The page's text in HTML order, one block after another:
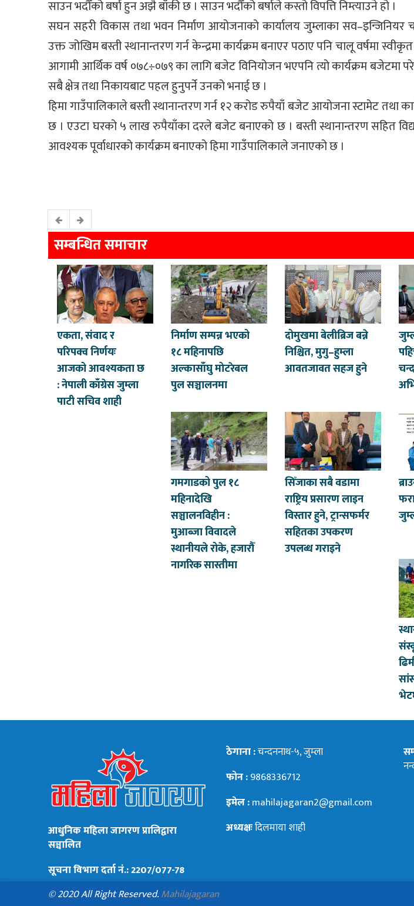
साउन भदौँको बर्षा हुन अझै बाँकी छ । साउन भदौँको बर्षाले कस्तो विपत्ति निम्त्याउने हो ।
सघन सहरी विकास तथा भवन निर्माण आयोजनाको कार्यालय जुम्लाका सव–इन्जिनियर
उक्त जोखिम बस्ती स्थानान्तरण गर्न केन्द्रमा कार्यक्रम बनाएर पठाए पनि चालू वर्षमा
आगामी आर्थिक वर्ष ०७८÷०७९ का लागि बजेट विनियोजन भएपनि त्यो कार्यक्रम बजेटमा
सबै क्षेत्र तथा निकायबाट पहल हुनुपर्ने उनको भनाई छ ।
हिमा गाउँपालिकाले बस्ती स्थानान्तरण गर्न १२ करोड रुपैयाँ बजेट आयोजना स्टामेट तथा
छ । एउटा घरको ५ लाख रुपैयाँका दरले बजेट बनाएको छ । बस्ती स्थानान्तरण सहित
आवश्यक पूर्वाधारको कार्यक्रम बनाएको हिमा गाउँपालिकाले जनाएको छ ।
सम्बन्धित समाचार
एकता, संवाद र
परिपक्व निर्णयः
आजको आवश्यकता छ
: नेपाली काँग्रेस जुम्ला
पाटी सचिव शाही
निर्माण सम्पन्न भएको
१८ महिनापछि
अल्कासाँघु मोटरेबल
पुल सञ्चालनमा
दोमुखमा बेलीब्रिज बन्ने
निश्चित, मुगु–हुम्ला
आवतजावत सहज हुने
गमगाडको पुल १८
महिनादेखि
सञ्चालनविहीन :
मुआब्जा विवादले
स्थानीयले रोके, हजारौँ
नागरिक सास्तीमा
सिँजाका सबै वडामा
राष्ट्रिय प्रसारण लाइन
विस्तार हुने, ट्रान्सफर्मर
सहितका उपकरण
उपलब्ध गराइने
आधुनिक महिला जागरण प्रालिद्वारा
सञ्चालित
सूचना विभाग दर्ता नं.: 2207/077-78
ठेगाना :चन्दननाथ-५, जुम्ला
फोन :9868336712
इमेल :mahilajagaran2@gmail.com
अध्यक्षःदिलमाया शाही
© 2020 All Right Reserved.Mahilajagaran